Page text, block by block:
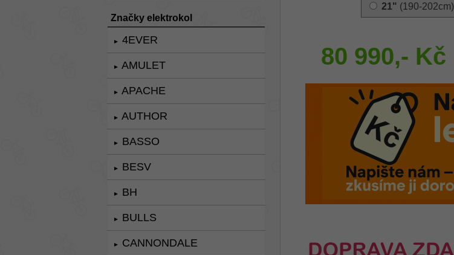
Značky elektrokol
► 4EVER
► AMULET
► APACHE
► AUTHOR
► BASSO
► BESV
► BH
► BULLS
► CANNONDALE
21" (190-202cm)
80 990,- Kč